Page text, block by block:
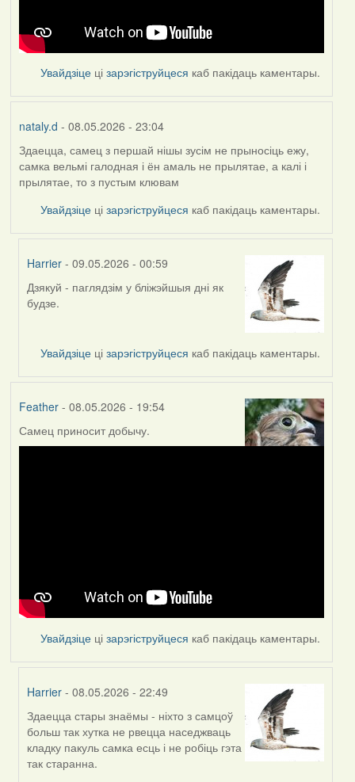
Увайдзіце цізарэгіструйцеся каб пакідаць каментары.
nataly.d - 08.05.2026 - 23:04
Здаецца, самец з першай нішы зусім не прыносіць ежу,
самка вельмі галодная і ён амаль не прылятае, а калі і
прылятае, то з пустым клювам
Увайдзіце цізарэгіструйцеся каб пакідаць каментары.
Harrier - 09.05.2026 - 00:59
In
reply
nataly.d
Дзякуй - паглядзім у бліжэйшыя дні як
будзе.
Увайдзіце цізарэгіструйцеся каб пакідаць каментары.
Feather- 08.05.2026 - 19:54
Самец приносит добычу.
Увайдзіце цізарэгіструйцеся каб пакідаць каментары.
Harrier - 08.05.2026 - 22:49
In
reply
to
by
Здаецца стары знаёмы - ніхто з самцоў
больш так хутка не рвецца наседжваць
кладку пакуль самка есць і не робіць гэта
так старанна.